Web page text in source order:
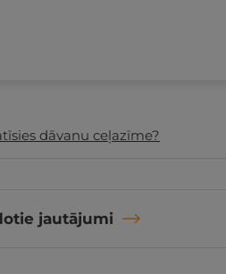
dāvanu ceļazīme?
jautājumi